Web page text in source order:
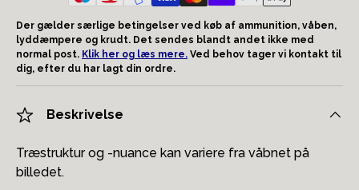
Der gælder særlige betingelser ved køb af ammunition, våben,
lyddæmpere og krudt. Det sendes blandt andet ikke med
normal post. Klik her og læs mere. Ved behov tager vi kontakt til
dig, efter du har lagt din ordre.
Beskrivelse
Træstruktur og -nuance kan variere fra våbnet på
billedet.